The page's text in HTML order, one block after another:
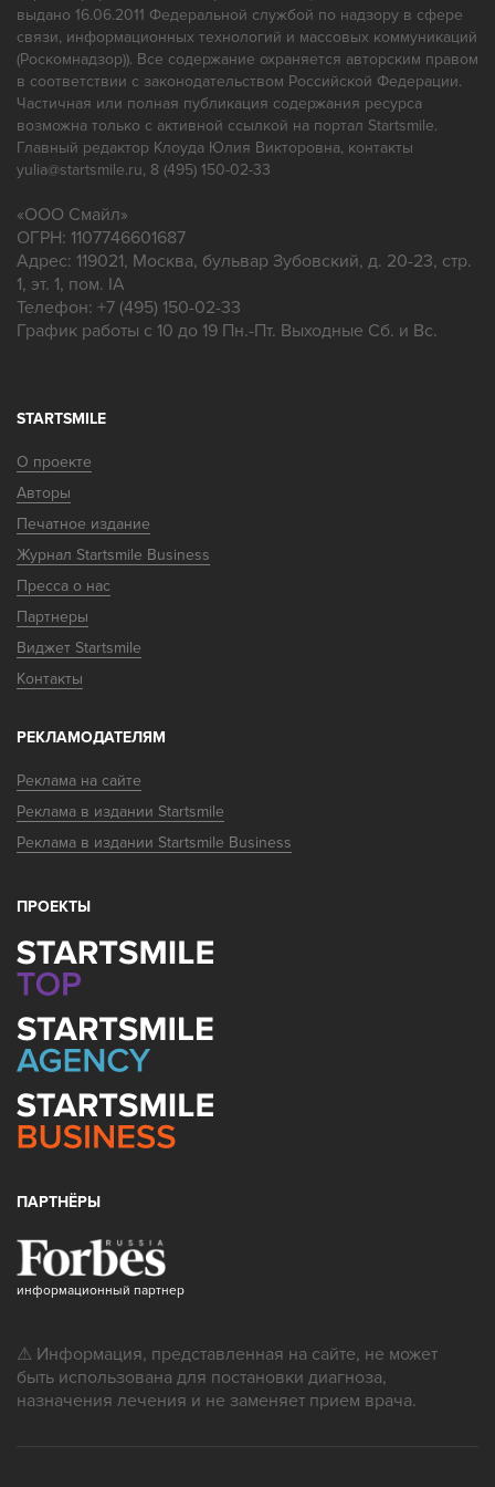
выдано 16.06.2011 Федеральной службой по надзору в сфере
связи, информационных технологий и массовых коммуникаций
(Роскомнадзор)). Все содержание охраняется авторским правом
в соответствии с законодательством Российской Федерации.
Частичная или полная публикация содержания ресурса
возможна только с активной ссылкой на портал Startsmile.
Главный редактор Клоуда Юлия Викторовна, контакты
yulia@startsmile.ru, 8 (495) 150-02-33
«ООО Смайл»
ОГРН: 1107746601687
Адрес: 119021, Москва, бульвар Зубовский, д. 20-23, стр.
1, эт. 1, пом. IA
Телефон: +7 (495) 150-02-33
График работы с 10 до 19 Пн.-Пт. Выходные Сб. и Вс.
STARTSMILE
О проекте
Авторы
Печатное издание
Журнал Startsmile Business
Пресса о нас
Партнеры
Виджет Startsmile
Контакты
РЕКЛАМОДАТЕЛЯМ
Реклама на сайте
Реклама в издании Startsmile
Реклама в издании Startsmile Business
ПРОЕКТЫ
ПАРТНЁРЫ
информационный партнер
⚠ Информация, представленная на сайте, не может
быть использована для постановки диагноза,
назначения лечения и не заменяет прием врача.